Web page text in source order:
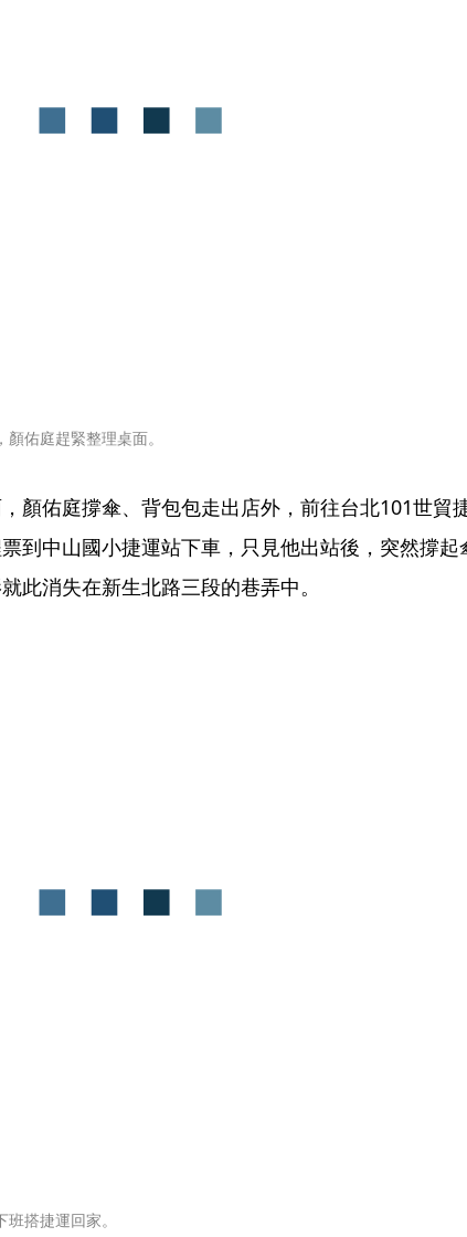
佑庭趕緊整理桌面。
顏佑庭撐傘、背包包走出店外，前往台北101世貿
到中山國小捷運站下車，只見他出站後，突然撐起
此消失在新生北路三段的巷弄中。
搭捷運回家。